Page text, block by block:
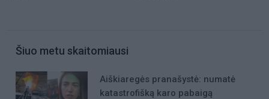
Šiuo metu skaitomiausi
Aiškiaregės pranašystė: numatė
katastrofišką karo pabaigą